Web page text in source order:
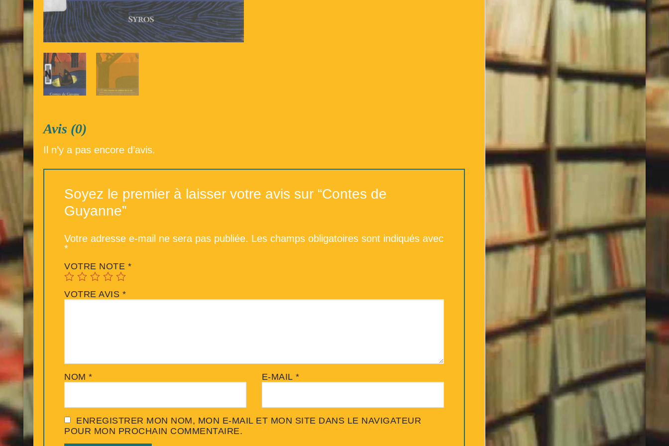
Répertoire du fonds de la Bibliothèque – 2ème partie
Répertoire des ouvrages Jeunesse
Déconnexion
Avis (0)
Il n’y a pas encore d’avis.
Soyez le premier à laisser votre avis sur “Contes de
Guyanne”
Votre adresse e-mail ne sera pas publiée. Les champs obligatoires sont indiqués avec
*
VOTRE NOTE *
VOTRE AVIS *
NOM * E-MAIL *
ENREGISTRER MON NOM, MON E-MAIL ET MON SITE DANS LE NAVIGATEUR
POUR MON PROCHAIN COMMENTAIRE.